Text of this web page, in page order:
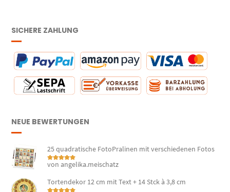
SICHERE ZAHLUNG
NEUE BEWERTUNGEN
25 quadratische FotoPralinen mit verschiedenen Fotos
Bewertet mit
von angelika.meischatz
Tortendekor 12 cm mit Text + 14 Stck à 3,8 cm